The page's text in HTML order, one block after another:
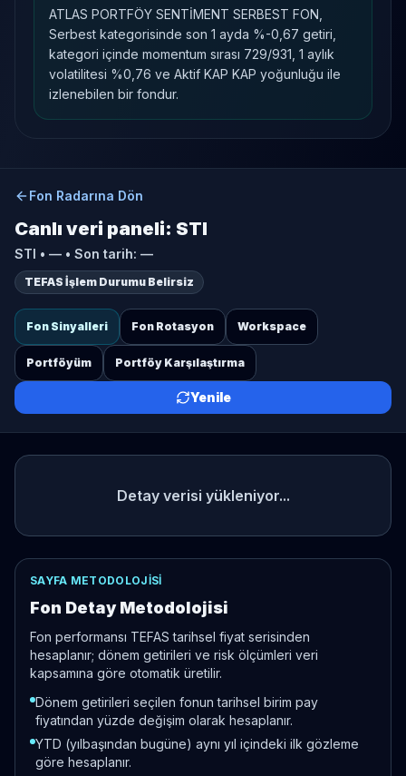
ATLAS PORTFÖY SENTİMENT SERBEST FON,
Serbest kategorisinde son 1 ayda %-0,67 getiri,
kategori içinde momentum sırası 729/931, 1 aylık
volatilitesi %0,76 ve Aktif KAP KAP yoğunluğu ile
izlenebilen bir fondur.
Fon Radarına Dön
Canlı veri paneli: STI
STI • — • Son tarih: —
TEFAS İşlem Durumu Belirsiz
Fon Sinyalleri Fon Rotasyon Workspace
Portföyüm Portföy Karşılaştırma
Yenile
Detay verisi yükleniyor...
SAYFA METODOLOJISI
Fon Detay Metodolojisi
Fon performansı TEFAS tarihsel fiyat serisinden
hesaplanır; dönem getirileri ve risk ölçümleri veri
kapsamına göre otomatik üretilir.
Dönem getirileri seçilen fonun tarihsel birim pay
fiyatından yüzde değişim olarak hesaplanır.
YTD (yılbaşından bugüne) aynı yıl içindeki ilk gözleme
göre hesaplanır.